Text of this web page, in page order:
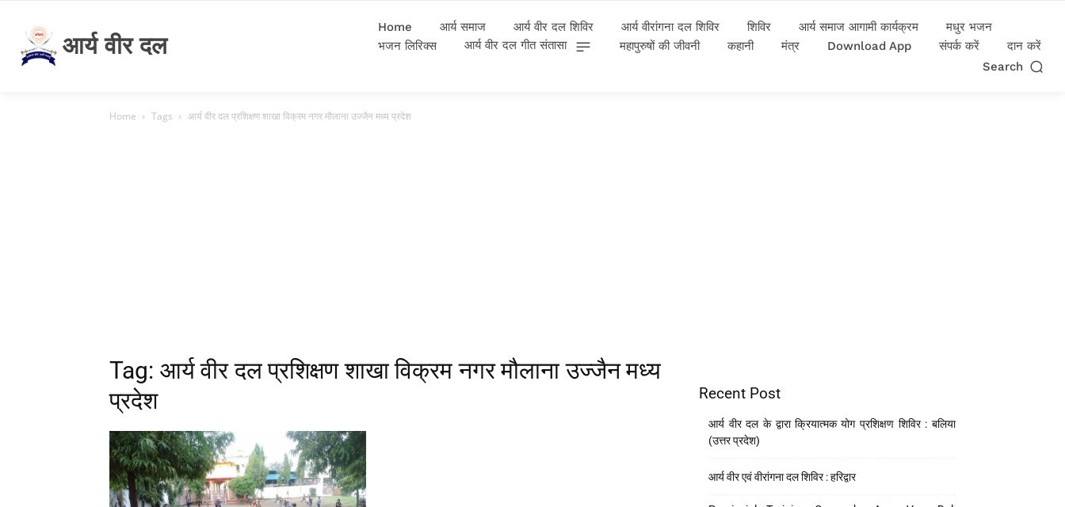
आर्य वीर दल
Home आर्य समाज आर्य वीर दल शिविर आर्य वीरांगना दल शिविर शिविर आर्य समाज आगामी कार्यक्रम
मधुर भजन
भजन लिरिक्स
आर्य वीर दल गीत संतासा महापुरुषों की जीवनी कहानी मंत्र Download App संपर्क करें
दान करें
Search
Home Tags आर्य वीर दल प्रशिक्षण शाखा विक्रम नगर मौलाना उज्जैन मध्य प्रदेश
Tag: आर्य वीर दल प्रशिक्षण शाखा विक्रम नगर मौलाना उज्जैन मध्य
प्रदेश
Recent Post
आर्य वीर दल के द्वारा क्रियात्मक योग प्रशिक्षण शिविर : बलिया
(उत्तर प्रदेश)
आर्य वीर एवं वीरांगना दल शिविर : हरिद्वार